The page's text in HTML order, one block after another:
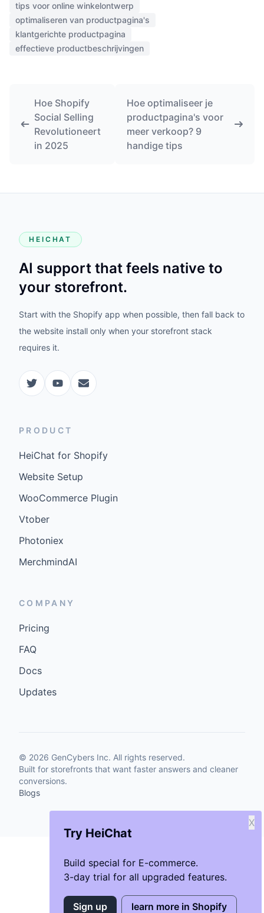
Try HeiChat
Build special for E-commerce.
3-day trial for all upgraded features.
X
Sign up learn more in Shopify
tips voor online winkelontwerp
optimaliseren van productpagina's
klantgerichte productpagina
effectieve productbeschrijvingen
Hoe Shopify
Social Selling
Revolutioneert
in 2025
Hoe optimaliseer je
productpagina's voor
meer verkoop? 9
handige tips
HEICHAT
AI support that feels native to
your storefront.
Start with the Shopify app when possible, then fall back to
the website install only when your storefront stack
requires it.
PRODUCT
HeiChat for Shopify
Website Setup
WooCommerce Plugin
Vtober
Photoniex
MerchmindAI
COMPANY
Pricing
FAQ
Docs
Updates
© 2026 GenCybers Inc. All rights reserved.
Built for storefronts that want faster answers and cleaner
conversions.
Blogs